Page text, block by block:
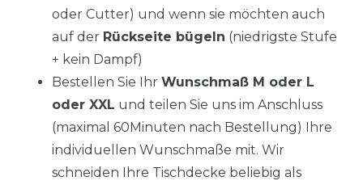
oder Cutter) und wenn sie möchten auch
auf der Rückseite bügeln (niedrigste Stufe
+ kein Dampf)
Bestellen Sie Ihr Wunschmaß M oder L
oder XXL und teilen Sie uns im Anschluss
(maximal 60Minuten nach Bestellung) Ihre
individuellen Wunschmaße mit. Wir
schneiden Ihre Tischdecke beliebig als